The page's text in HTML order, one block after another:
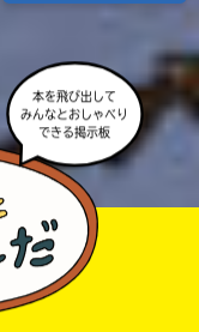
本を飛び出して
みんなとおしゃべり
できる掲示板